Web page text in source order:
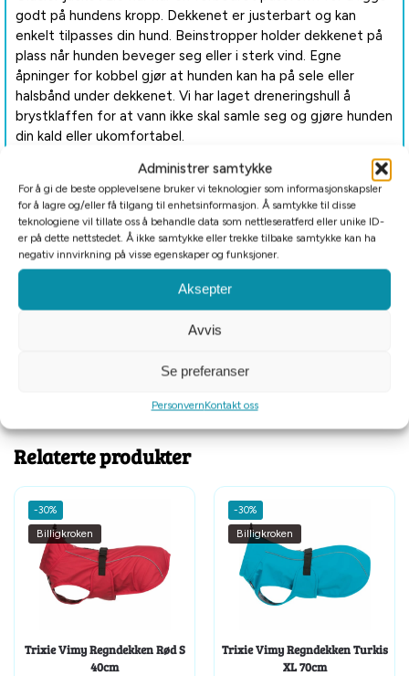
Administrer samtykke
For å gi de beste opplevelsene bruker vi teknologier som informasjonskapsler
for å lagre og/eller få tilgang til enhetsinformasjon. Å samtykke til disse
teknologiene vil tillate oss å behandle data som nettleseratferd eller unike ID-
er på dette nettstedet. Å ikke samtykke eller trekke tilbake samtykke kan ha
negativ innvirkning på visse egenskaper og funksjoner.
Aksepter
Avvis
Se preferanser
PersonvernKontakt oss
godt på hundens kropp. Dekkenet er justerbart og kan
enkelt tilpasses din hund. Beinstropper holder dekkenet på
plass når hunden beveger seg eller i sterk vind. Egne
åpninger for kobbel gjør at hunden kan ha på sele eller
halsbånd under dekkenet. Vi har laget dreneringshull å
brystklaffen for at vann ikke skal samle seg og gjøre hunden
din kald eller ukomfortabel.
Refleksdetaljer gir god synlighet på mørke og overskyede
dager.
Dette hundedekkenet kan enkelt pakkes ned og lages i
oppbevaringsposen som medfølger.
Tilleggsinformasjon
Relaterte produkter
-30%
Billigkroken
Trixie Vimy Regndekken Rød S
40cm
-30%
Billigkroken
Trixie Vimy Regndekken Turkis
XL 70cm